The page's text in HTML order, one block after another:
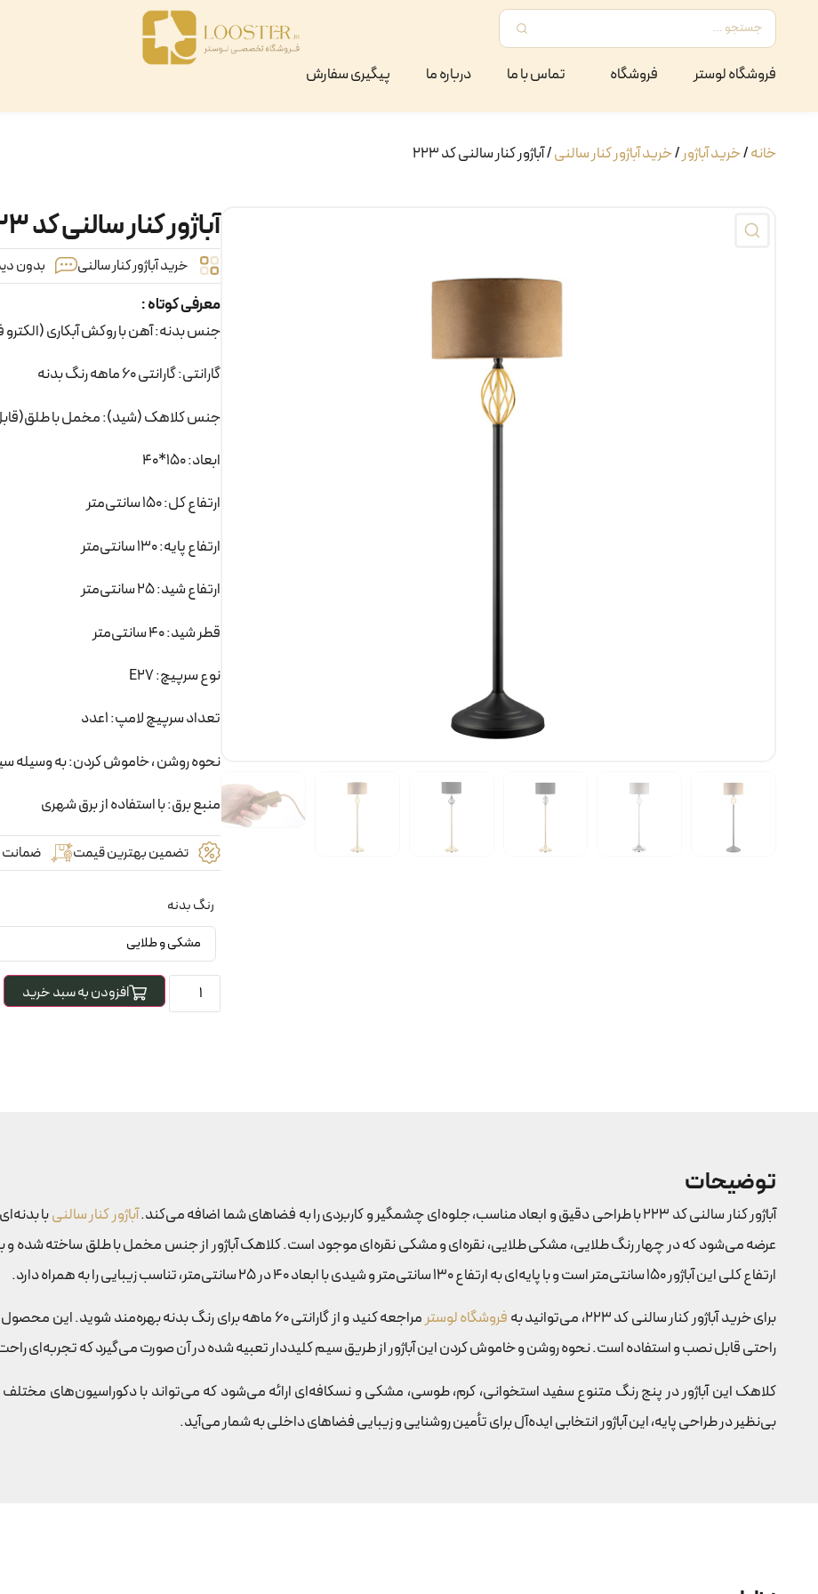
فروشگاه لوستر
فروشگاه تماس با ما درباره ما پیگیری سفارش
خانه/خرید آباژور/خرید آباژور کنار سالنی/ آباژور کنار سالنی کد ۲۲۳
آباژور کنار سالنی کد ۲۲۳
خرید آباژور کنار سالنی بدون
معرفی کوتاه :
جنس بدنه: آهن با روکش آبکاری
گارانتی: گارانتی 60 ماهه رنگ بدنه
جنس کلاهک (شید): مخمل با
ابعاد: 150*40
ارتفاع کل: 150 سانتی‌متر
ارتفاع پایه: 130 سانتی‌متر
ارتفاع شید: 25 سانتی‌متر
قطر شید: 40 سانتی‌متر
نوع سرپیچ: E27
تعداد سرپیچ لامپ: 1عدد
نحوه روشن ، خاموش کردن: به وسیله
منبع برق: با استفاده از برق شهری
تضمین بهترین قیمت
رنگ بدنه
افزودن به سبد خرید
توضیحات
آباژور کنار سالنی کد 223 با طراحی دقیق و ابعاد مناسب، جلوه‌ای چشمگیر و کاربردی را به فضاهای شما اضافه می‌کند. آباژور کنار سالنیبا
عرضه می‌شود که در چهار رنگ طلایی، مشکی طلایی، نقره‌ای و مشکی نقره‌ای موجود است. کلاهک آباژور از جنس مخمل با طلق ساخته شده و
ارتفاع کلی این آباژور 150 سانتی‌متر است و با پایه‌ای به ارتفاع 130 سانتی‌متر و شیدی با ابعاد 40 در 25 سانتی‌متر، تناسب زیبایی را به همراه دارد.
برای خرید آباژور کنار سالنی کد 223، می‌توانید به
فروشگاه لوستر
راحتی قابل نصب و استفاده است. نحوه روشن و خاموش کردن این آباژور از طریق سیم کلید‌دار تعبیه شده در آن صورت می‌گیرد که تجربه‌ای
بی‌نظیر در طراحی پایه، این آباژور انتخابی ایده‌آل برای تأمین روشنایی و زیبایی فضاهای داخلی به شمار می‌آید.